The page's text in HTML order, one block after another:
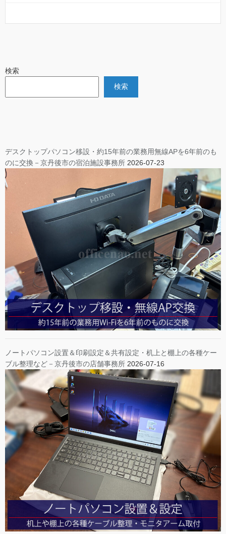
検索
検索
デスクトップパソコン移設・約15年前の業務用無線APを6年前のも
のに交換－京丹後市の宿泊施設事務所 2026-07-23
ノートパソコン設置＆印刷設定＆共有設定・机上と棚上の各種ケー
ブル整理など－京丹後市の店舗事務所 2026-07-16